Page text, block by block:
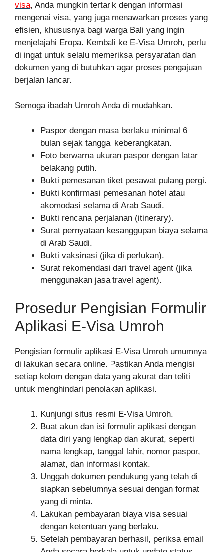
visa, Anda mungkin tertarik dengan informasi
mengenai visa, yang juga menawarkan proses yang
efisien, khususnya bagi warga Bali yang ingin
menjelajahi Eropa. Kembali ke E-Visa Umroh, perlu
di ingat untuk selalu memeriksa persyaratan dan
dokumen yang di butuhkan agar proses pengajuan
berjalan lancar.
Semoga ibadah Umroh Anda di mudahkan.
Paspor dengan masa berlaku minimal 6
bulan sejak tanggal keberangkatan.
Foto berwarna ukuran paspor dengan latar
belakang putih.
Bukti pemesanan tiket pesawat pulang pergi.
Bukti konfirmasi pemesanan hotel atau
akomodasi selama di Arab Saudi.
Bukti rencana perjalanan (itinerary).
Surat pernyataan kesanggupan biaya selama
di Arab Saudi.
Bukti vaksinasi (jika di perlukan).
Surat rekomendasi dari travel agent (jika
menggunakan jasa travel agent).
Prosedur Pengisian Formulir
Aplikasi E-Visa Umroh
Pengisian formulir aplikasi E-Visa Umroh umumnya
di lakukan secara online. Pastikan Anda mengisi
setiap kolom dengan data yang akurat dan teliti
untuk menghindari penolakan aplikasi.
Kunjungi situs resmi E-Visa Umroh.
Buat akun dan isi formulir aplikasi dengan
data diri yang lengkap dan akurat, seperti
nama lengkap, tanggal lahir, nomor paspor,
alamat, dan informasi kontak.
Unggah dokumen pendukung yang telah di
siapkan sebelumnya sesuai dengan format
yang di minta.
Lakukan pembayaran biaya visa sesuai
dengan ketentuan yang berlaku.
Setelah pembayaran berhasil, periksa email